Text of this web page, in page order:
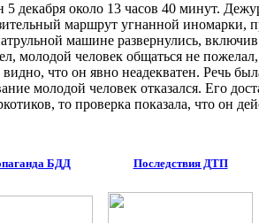
декабря около 13 часов 40 минут.
маршрут угнанной иномарки,
машине развернулись, включив
молодой человек общаться не
что он явно неадекватен. Речь
молодой человек отказался. Его
то проверка показала, что он
БДД Последствия ДТП